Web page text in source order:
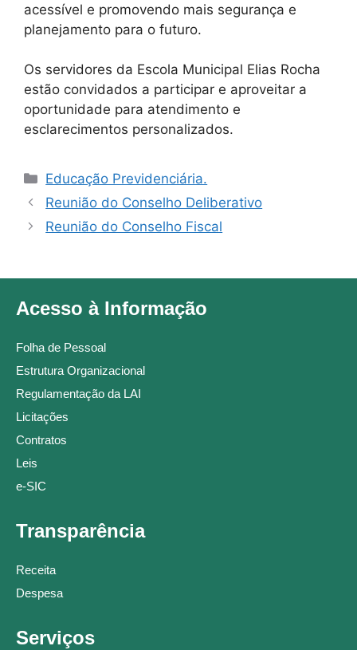
acessível e promovendo mais segurança e
planejamento para o futuro.
Os servidores da Escola Municipal Elias Rocha
estão convidados a participar e aproveitar a
oportunidade para atendimento e
esclarecimentos personalizados.
Educação Previdenciária.
Reunião do Conselho Deliberativo
Reunião do Conselho Fiscal
Acesso à Informação
Folha de Pessoal
Estrutura Organizacional
Regulamentação da LAI
Licitações
Contratos
Leis
e-SIC
Transparência
Receita
Despesa
Serviços